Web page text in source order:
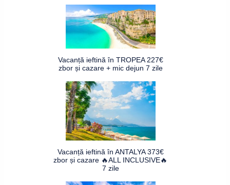
Vacanță ieftină în TROPEA 227€
zbor și cazare + mic dejun 7 zile
Vacanță ieftină în ANTALYA 373€
zbor și cazare 🔥ALL INCLUSIVE🔥
7 zile